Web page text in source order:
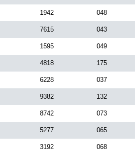
1942 048
7615 043
1595 049
4818 175
6228 037
9382 132
8742 073
5277 065
3192 068